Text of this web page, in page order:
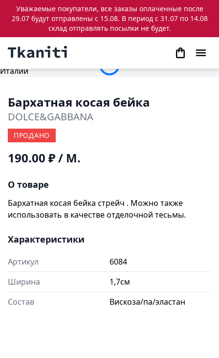
Уважаемые покупатели, все заказы оплаченные после
29.07 будут отправлены с 15.08. В период с 31.07 по 14.08
склад отправлять посылки не будет.
Бархатная косая бейка
DOLCE&GABBANA
ПРОДАНО
190.00 ₽/ М.
О товаре
Бархатная косая бейка стрейч . Можно также
использовать в качестве отделочной тесьмы.
Характеристики
Артикул
6084
Ширина
1,7см
Состав
Вискоза/па/эластан